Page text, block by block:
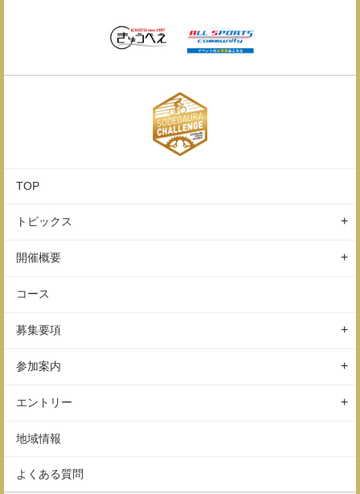
TOP
トピックス
ニュース
開催概要
イベントの特徴
アクセス
駐車場
コース
コース
募集要項
サイクルチャレンジ
参加案内
参加前のご案内
エントリー
エントリーの方法
参加規約
地域情報
よくある質問